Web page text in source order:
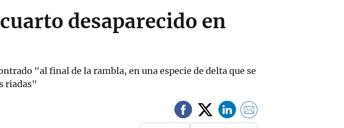
desaparecido en
"al final de la rambla, en una especie de delta que se
riadas"